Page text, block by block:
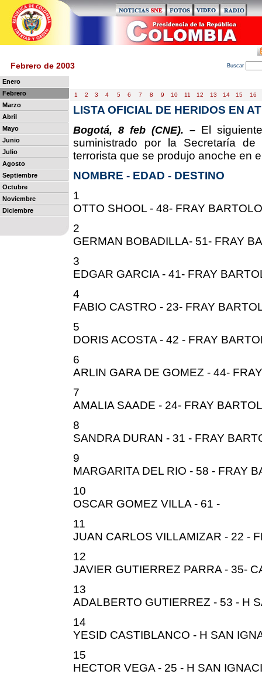
Febrero de 2003 Buscar
Enero
Febrero
Marzo
Abril
Mayo
Junio
Julio
Agosto
Septiembre
Octubre
Noviembre
Diciembre
1 2 3 4 5 6 7 8 9 10 11 12 13 14 15 16
LISTA OFICIAL DE HERIDOS EN
Bogotá, 8 feb (CNE). – El
suministrado por la Secretaría
terrorista que se produjo anoche en
NOMBRE - EDAD - DESTINO
1
OTTO SHOOL - 48- FRAY
2
GERMAN BOBADILLA- 51- FRAY
3
EDGAR GARCIA - 41- FRAY
4
FABIO CASTRO - 23- FRAY
5
DORIS ACOSTA - 42 - FRAY
6
ARLIN GARA DE GOMEZ - 44-
7
AMALIA SAADE - 24- FRAY
8
SANDRA DURAN - 31 - FRAY
9
MARGARITA DEL RIO - 58 - FRAY
10
OSCAR GOMEZ VILLA - 61 -
11
JUAN CARLOS VILLAMIZAR - 22 -
12
JAVIER GUTIERREZ PARRA - 35-
13
ADALBERTO GUTIERREZ - 53 - H
14
YESID CASTIBLANCO - H SAN
15
HECTOR VEGA - 25 - H SAN